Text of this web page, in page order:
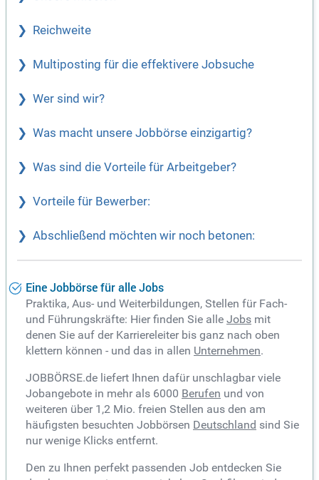
Reichweite
Multiposting für die effektivere Jobsuche
Wer sind wir?
Was macht unsere Jobbörse einzigartig?
Was sind die Vorteile für Arbeitgeber?
Vorteile für Bewerber:
Abschließend möchten wir noch betonen:
Eine Jobbörse für alle Jobs
Praktika, Aus- und Weiterbildungen, Stellen für Fach-
und Führungskräfte: Hier finden Sie alle Jobs mit
denen Sie auf der Karriereleiter bis ganz nach oben
klettern können - und das in allen Unternehmen.
JOBBÖRSE.de liefert Ihnen dafür unschlagbar viele
Jobangebote in mehr als 6000 Berufen und von
weiteren über 1,2 Mio. freien Stellen aus den am
häufigsten besuchten Jobbörsen Deutschland sind Sie
nur wenige Klicks entfernt.
Den zu Ihnen perfekt passenden Job entdecken Sie